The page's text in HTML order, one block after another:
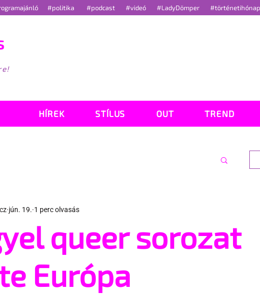
#politika #podcast #videó #LadyDömper #történetihónap
HÍREK STÍLUS OUT TREND
queer sorozat
Európa
jún. 19. 1 perc olvasás